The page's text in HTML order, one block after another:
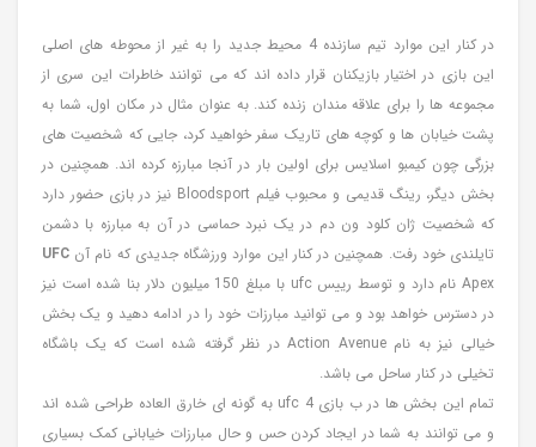
در کنار این موارد تیم سازنده 4 محیط جدید را به غیر از محوطه های اصلی
این بازی در اختیار بازیکنان قرار داده اند که می توانند خاطرات این سری از
مجموعه ها را برای علاقه مندان زنده کند. به عنوان مثال در مکان اول، شما به
پشت خیابان ها و کوچه های تاریک سفر خواهید کرد، جایی که شخصیت های
بزرگی چون کیمبو اسلایس برای اولین بار در آنجا مبارزه کرده اند. همچنین در
بخش دیگر، رینگ قدیمی و محبوب فیلم Bloodsport نیز در بازی حضور دارد
که شخصیت ژان کلود ون دم در یک نبرد حماسی در آن به مبارزه با دشمن
تایلندی خود رفت. همچنین در کنار این موارد ورزشگاه جدیدی که نام آن UFC
Apex نام دارد و توسط رییس ufc با مبلغ 150 میلیون دلار بنا شده است نیز
در دسترس خواهد بود و می توانید مبارزات خود را در ادامه دهید و یک بخش
خیالی نیز به نام Action Avenue در نظر گرفته شده است که یک باشگاه
تخیلی در کنار ساحل می باشد.
تمام این بخش ها در ب بازی ufc 4 به گونه ای خارق العاده طراحی شده اند
و می توانند به شما در ایجاد کردن حس و حال مبارزات خیابانی کمک بسیاری